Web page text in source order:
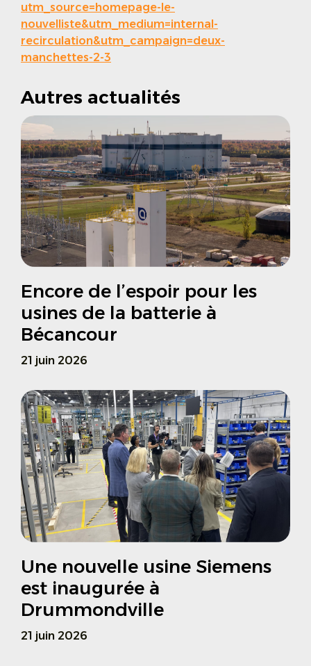
utm_source=homepage-le-
nouvelliste&utm_medium=internal-
recirculation&utm_campaign=deux-
manchettes-2-3
Autres actualités
Encore de l’espoir pour les
usines de la batterie à
Bécancour
21 juin 2026
Une nouvelle usine Siemens
est inaugurée à
Drummondville
21 juin 2026